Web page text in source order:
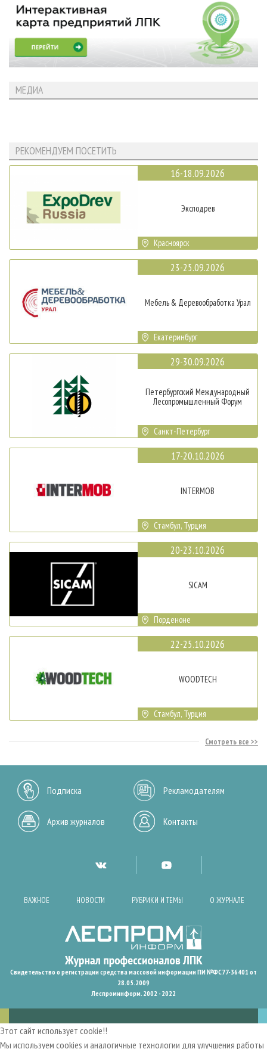
МЕДИА
РЕКОМЕНДУЕМ ПОСЕТИТЬ
16-18.09.2026
Эксподрев
Красноярск
23-25.09.2026
Мебель & Деревообработка Урал
Екатеринбург
29-30.09.2026
Петербургский Международный
Лесопромышленный Форум
Санкт-Петербург
17-20.10.2026
INTERMOB
Стамбул, Турция
20-23.10.2026
SICAM
Порденоне
22-25.10.2026
WOODTECH
Стамбул, Турция
Смотреть все
Подписка Рекламодателям
Архив журналов Контакты
ВАЖНОЕ НОВОСТИ РУБРИКИ И ТЕМЫ О ЖУРНАЛЕ
Свидетельство о регистрации средства массовой информации ПИ №ФС77-36401 от
28.05.2009
Леспроминформ. 2002 - 2022
Этот сайт использует cookie!!
Мы используем cookies и аналогичные технологии для улучшения работы